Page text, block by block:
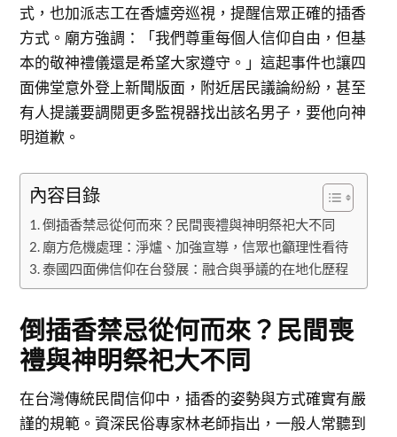
式，也加派志工在香爐旁巡視，提醒信眾正確的插香
方式。廟方強調：「我們尊重每個人信仰自由，但基
本的敬神禮儀還是希望大家遵守。」這起事件也讓四
面佛堂意外登上新聞版面，附近居民議論紛紛，甚至
有人提議要調閱更多監視器找出該名男子，要他向神
明道歉。
內容目錄
倒插香禁忌從何而來？民間喪禮與神明祭祀大不同
廟方危機處理：淨爐、加強宣導，信眾也籲理性看待
泰國四面佛信仰在台發展：融合與爭議的在地化歷程
倒插香禁忌從何而來？民間喪
禮與神明祭祀大不同
在台灣傳統民間信仰中，插香的姿勢與方式確實有嚴
謹的規範。資深民俗專家林老師指出，一般人常聽到